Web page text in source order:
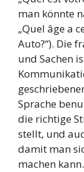
man könnte
„Quel âge a
Auto?“). Die
und Sachen
Sprache
die richtige
stellt, und
damit man
machen kann.